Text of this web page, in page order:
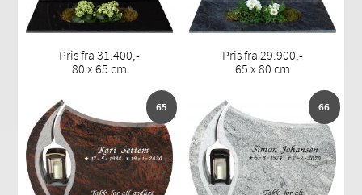
Pris fra 31.400,-
80 x 65 cm
Pris fra 29.900,-
65 x 80 cm
65 66